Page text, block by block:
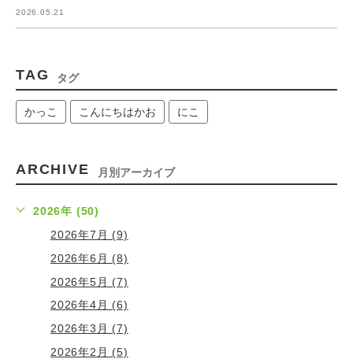
2026.05.21
TAG タグ
かっこ こんにちはかお にこ
ARCHIVE 月別アーカイブ
2026年 (50)
2026年7月 (9)
2026年6月 (8)
2026年5月 (7)
2026年4月 (6)
2026年3月 (7)
2026年2月 (5)